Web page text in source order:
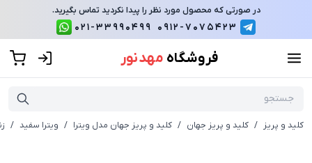
در صورتی که محصول مورد نظر را پیدا نکردید تماس بگیرید.
0912-7075423
021-33990499
فروشگاه مهد نور
کلید و پریز / کلید و پریز جهان / کلید و پریز جهان مدل ویترا / ویترا سفید /